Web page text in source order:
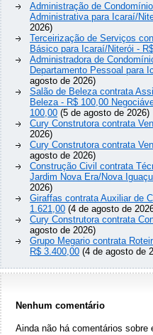
Administração de
Administrativa para Icaraí/
2026)
Terceirização de Serviços
Básico para Icaraí/Niterói -
Administradora de
Departamento Pessoal para
agosto de 2026)
Salão de Beleza contrata
Beleza - R$ 100,00
100,00 (5 de agosto de 2026)
Cury Construtora contrata
2026)
Cury Construtora contrata
agosto de 2026)
Construção Civil contrata
Jardim Nova Era/Nova
2026)
Giraffas contrata Auxiliar de
1.621,00 (4 de agosto de
Cury Construtora contrata
agosto de 2026)
Grupo Megario contrata
R$ 3.400,00 (4 de agosto de
Nenhum comentário
Ainda não há comentários sobre